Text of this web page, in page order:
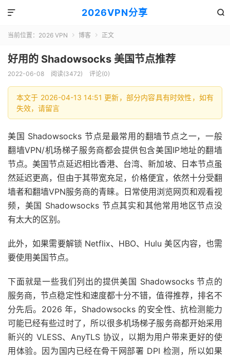
2026VPN分享 

当前位置： 2026 VPN  博客  正文
好用的 Shadowsocks 美国节点推荐
2022-06-08 阅读(3472) 评论(0)
本文于 2026-04-13 14:51 更新，部分内容具有时效性，如有
失效，请留言
美国 Shadowsocks 节点是最常用的翻墙节点之一，一般
翻墙VPN/机场梯子服务商都会提供包含美国IP地址的翻墙
节点。美国节点延迟相比香港、台湾、新加坡、日本节点虽
然延迟更高，但由于其带宽充足，价格便宜，依然十分受翻
墙者和翻墙VPN服务商的青睐。日常使用浏览网页和观看视
频，美国 Shadowsocks 节点其实和其他常用地区节点没
有太大的区别。
此外，如果需要解锁 Netflix、HBO、Hulu 美区内容，也需
要使用美国节点。
下面就是一些我们列出的提供美国 Shadowsocks 节点的
服务商，节点稳定性和速度都十分不错，值得推荐，排名不
分先后。2026 年，Shadowsocks 的安全性、抗检测能力
可能已经有些过时了，所以很多机场梯子服务商都开始采用
新兴的 VLESS、AnyTLS 协议，以期为用户带来更好的使
用体验。因为国内已经在骨干网部署 DPI 检测，所以如果